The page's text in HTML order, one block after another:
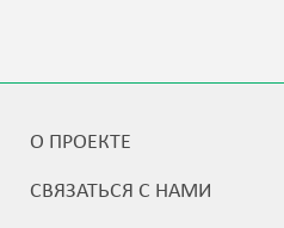
О ПРОЕКТЕ
СВЯЗАТЬСЯ С НАМИ